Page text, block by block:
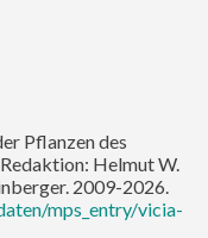
Pflanzen des
Helmut W.
2009-2026.
mps_entry/vicia-